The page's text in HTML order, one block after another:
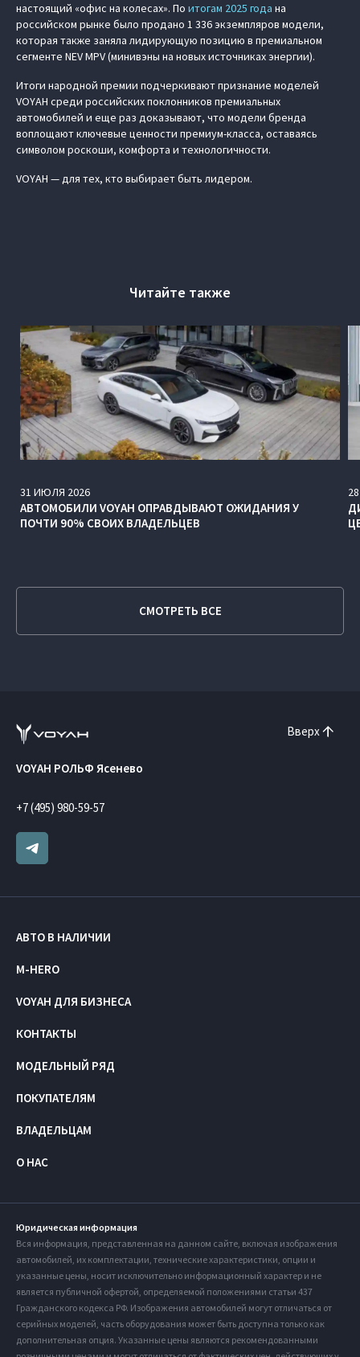
настоящий «офис на колесах». По итогам 2025 года на
российском рынке было продано 1 336 экземпляров модели,
которая также заняла лидирующую позицию в премиальном
сегменте NEV MPV (минивэны на новых источниках энергии).
Итоги народной премии подчеркивают признание моделей
VOYAH среди российских поклонников премиальных
автомобилей и еще раз доказывают, что модели бренда
воплощают ключевые ценности премиум-класса, оставаясь
символом роскоши, комфорта и технологичности.
VOYAH — для тех, кто выбирает быть лидером.
Читайте также
31 ИЮЛЯ 2026
АВТОМОБИЛИ VOYAH ОПРАВДЫВАЮТ ОЖИДАНИЯ У
ПОЧТИ 90% СВОИХ ВЛАДЕЛЬЦЕВ
28
СМОТРЕТЬ ВСЕ
Вверх
VOYAH РОЛЬФ Ясенево
+7 (495) 980-59-57
АВТО В НАЛИЧИИ
M-HERO
VOYAH ДЛЯ БИЗНЕСА
КОНТАКТЫ
МОДЕЛЬНЫЙ РЯД
ПОКУПАТЕЛЯМ
ВЛАДЕЛЬЦАМ
О НАС
Юридическая информация
Вся информация, представленная на данном сайте, включая изображения
автомобилей, их комплектации, технические характеристики, опции и
указанные цены, носит исключительно информационный характер и не
является публичной офертой, определяемой положениями статьи 437
Гражданского кодекса РФ. Изображения автомобилей могут отличаться от
серийных моделей, часть оборудования может быть доступна только как
дополнительная опция. Указанные цены являются рекомендованными